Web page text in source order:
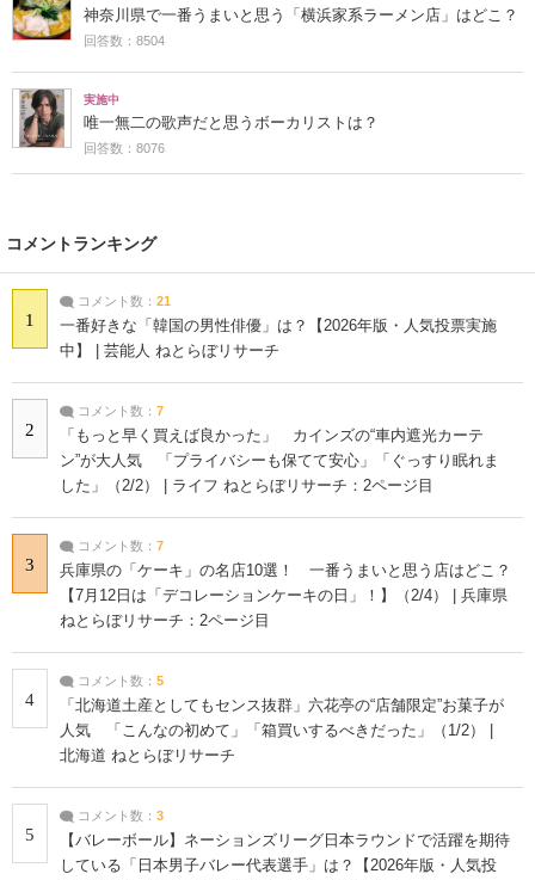
神奈川県で一番うまいと思う「横浜家系ラーメン店」はどこ？
回答数：8504
実施中
唯一無二の歌声だと思うボーカリストは？
回答数：8076
コメントランキング
1
コメント数： 21
一番好きな「韓国の男性俳優」は？【2026年版・人気投票実施
中】 | 芸能人 ねとらぼリサーチ
2
コメント数： 7
「もっと早く買えば良かった」 カインズの“車内遮光カーテ
ン”が大人気 「プライバシーも保てて安心」「ぐっすり眠れま
した」（2/2） | ライフ ねとらぼリサーチ：2ページ目
3
コメント数： 7
兵庫県の「ケーキ」の名店10選！ 一番うまいと思う店はどこ？
【7月12日は「デコレーションケーキの日」！】（2/4） | 兵庫県
ねとらぼリサーチ：2ページ目
4
コメント数： 5
「北海道土産としてもセンス抜群」六花亭の“店舗限定”お菓子が
人気 「こんなの初めて」「箱買いするべきだった」（1/2） |
北海道 ねとらぼリサーチ
5
コメント数： 3
【バレーボール】ネーションズリーグ日本ラウンドで活躍を期待
している「日本男子バレー代表選手」は？【2026年版・人気投